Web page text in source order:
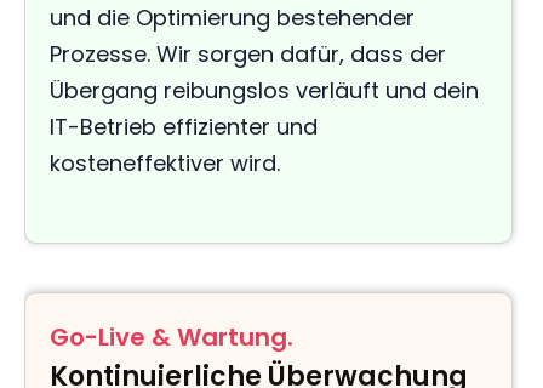
und die Optimierung bestehender
Prozesse. Wir sorgen dafür, dass der
Übergang reibungslos verläuft und dein
IT-Betrieb effizienter und
kosteneffektiver wird.
Go-Live & Wartung.
Kontinuierliche Überwachung